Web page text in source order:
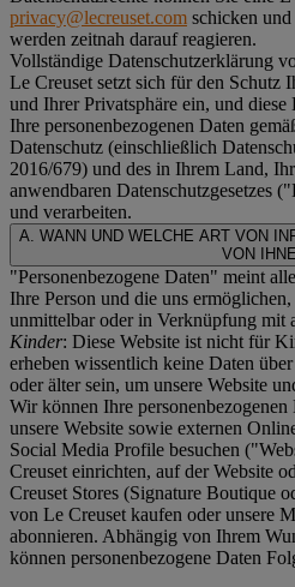
privacy@lecreuset.com schicken
werden zeitnah darauf reagieren.
Vollständige Datenschutzerklärung
Le Creuset setzt sich für den Schutz
und Ihrer Privatsphäre ein, und
Ihre personenbezogenen Daten
Datenschutz (einschließlich
2016/679) und des in Ihrem Land,
anwendbaren Datenschutzgesetzes ("
und verarbeiten.
A. WANN UND WELCHE ART VON
VON
"Personenbezogene Daten" meint
Ihre Person und die uns
unmittelbar oder in Verknüpfung mit
Kinder: Diese Website ist nicht für
erheben wissentlich keine Daten
oder älter sein, um unsere Website
Wir können Ihre personenbezogenen
unsere Website sowie externen
Social Media Profile besuchen ("
Creuset einrichten, auf der Website
Creuset Stores (Signature Boutique
von Le Creuset kaufen oder unsere
abonnieren. Abhängig von Ihrem
können personenbezogene Daten